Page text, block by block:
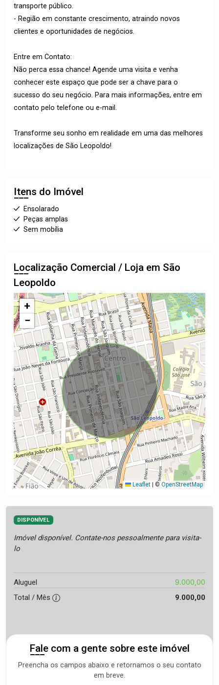
transporte público.
- Região em constante crescimento, atraindo novos
clientes e oportunidades de negócios.
Entre em Contato:
Não perca essa chance! Agende uma visita e venha
conhecer este espaço que pode ser a chave para o
sucesso do seu negócio. Para mais informações, entre em
contato pelo telefone ou e-mail.
Transforme seu sonho em realidade em uma das melhores
localizações de São Leopoldo!
Itens do Imóvel
Ensolarado
Peças amplas
Sem mobília
Localização Comercial / Loja em São
Leopoldo
+
−
Leaflet | ©OpenStreetMap
DISPONÍVEL
Imóvel disponível. Contate-nos pessoalmente para visita-
lo
Aluguel 9.000,00
Total / Mês 9.000,00
Fale com a gente sobre este imóvel
Preencha os campos abaixo e retornamos o seu contato
em breve.